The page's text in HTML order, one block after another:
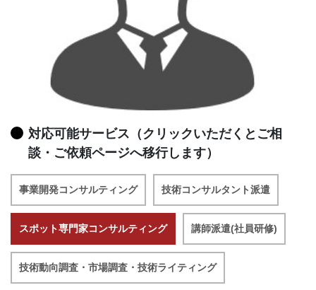
対応可能サービス（クリックいただくとご相
談・ご依頼ページへ移行します）
事業開発コンサルティング 技術コンサルタント派遣
スポット専門家コンサルティング 講師派遣(社員研修)
技術動向調査・市場調査・技術ライティング